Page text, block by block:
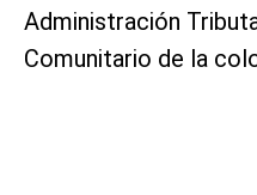
Administración
Comunitario de la